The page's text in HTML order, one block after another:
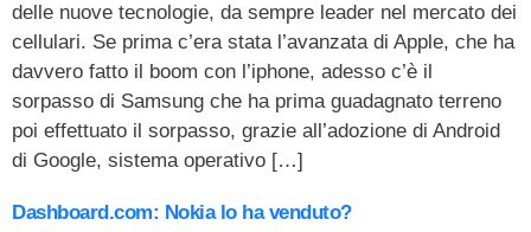
delle nuove tecnologie, da sempre leader nel mercato dei
cellulari. Se prima c’era stata l’avanzata di Apple, che ha
davvero fatto il boom con l’iphone, adesso c’è il
sorpasso di Samsung che ha prima guadagnato terreno
poi effettuato il sorpasso, grazie all’adozione di Android
di Google, sistema operativo […]
Dashboard.com: Nokia lo ha venduto?